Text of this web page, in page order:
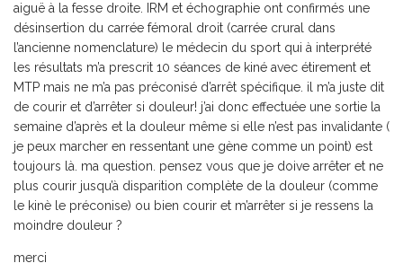
aiguë à la fesse droite. IRM et échographie ont confirmés une
désinsertion du carrée fémoral droit (carrée crural dans
l’ancienne nomenclature) le médecin du sport qui à interprété
les résultats m’a prescrit 10 séances de kiné avec étirement et
MTP mais ne m’a pas préconisé d’arrêt spécifique. il m’a juste dit
de courir et d’arrêter si douleur! j’ai donc effectuée une sortie la
semaine d’après et la douleur même si elle n’est pas invalidante (
je peux marcher en ressentant une gène comme un point) est
toujours là. ma question. pensez vous que je doive arrêter et ne
plus courir jusqu’à disparition complète de la douleur (comme
le kinè le préconise) ou bien courir et m’arrêter si je ressens la
moindre douleur ?
merci